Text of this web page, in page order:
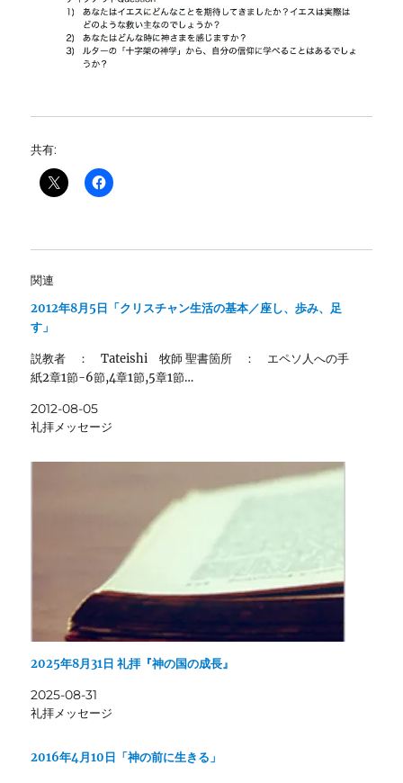
共有:
関連
2012年8月5日「クリスチャン生活の基本／座し、歩み、足
す」
説教者 ： Tateishi 牧師 聖書箇所 ： エペソ人への手
紙2章1節-6節,4章1節,5章1節…
2012-08-05
礼拝メッセージ
2025年8月31日 礼拝『神の国の成長』
2025-08-31
礼拝メッセージ
2016年4月10日「神の前に生きる」